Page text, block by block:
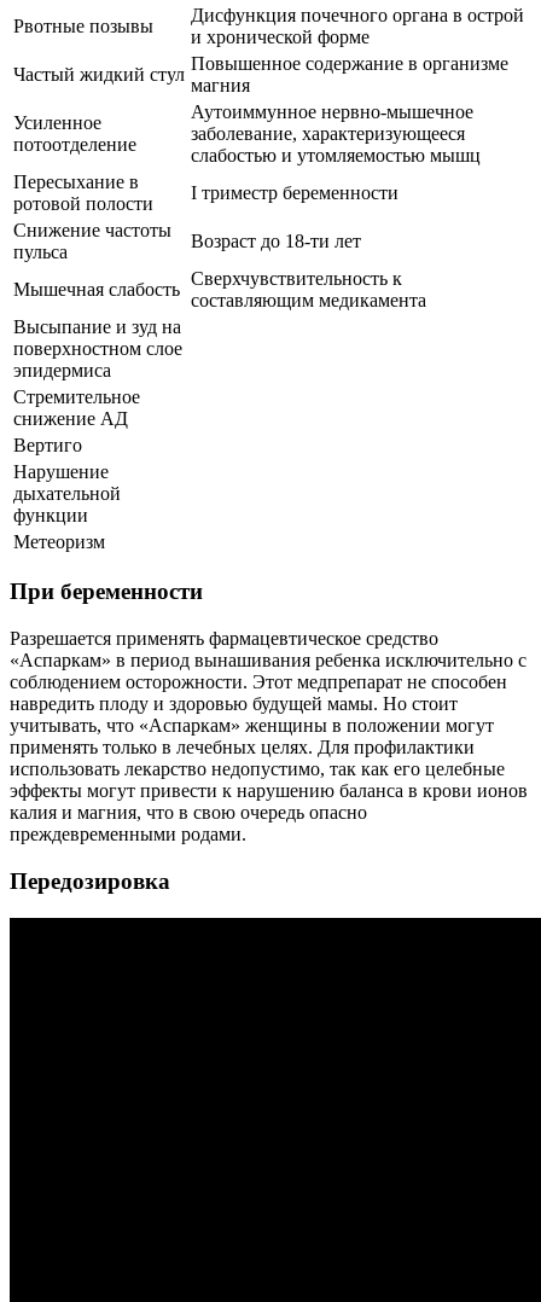
Рвотные позывы
Дисфункция почечного органа в острой
и хронической форме
Частый жидкий стул
Повышенное содержание в организме
магния
Усиленное
потоотделение
Аутоиммунное нервно-мышечное
заболевание, характеризующееся
слабостью и утомляемостью мышц
Пересыхание в
ротовой полости
I триместр беременности
Снижение частоты
пульса
Возраст до 18-ти лет
Мышечная слабость
Сверхчувствительность к
составляющим медикамента
Высыпание и зуд на
поверхностном слое
эпидермиса
Стремительное
снижение АД
Вертиго
Нарушение
дыхательной
функции
Метеоризм
При беременности
Разрешается применять фармацевтическое средство
«Аспаркам» в период вынашивания ребенка исключительно с
соблюдением осторожности. Этот медпрепарат не способен
навредить плоду и здоровью будущей мамы. Но стоит
учитывать, что «Аспаркам» женщины в положении могут
применять только в лечебных целях. Для профилактики
использовать лекарство недопустимо, так как его целебные
эффекты могут привести к нарушению баланса в крови ионов
калия и магния, что в свою очередь опасно
преждевременными родами.
Передозировка